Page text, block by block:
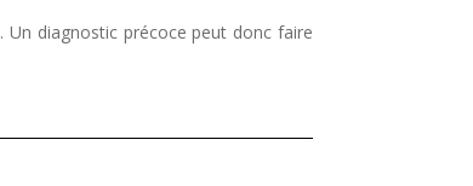
. Un diagnostic précoce peut donc faire